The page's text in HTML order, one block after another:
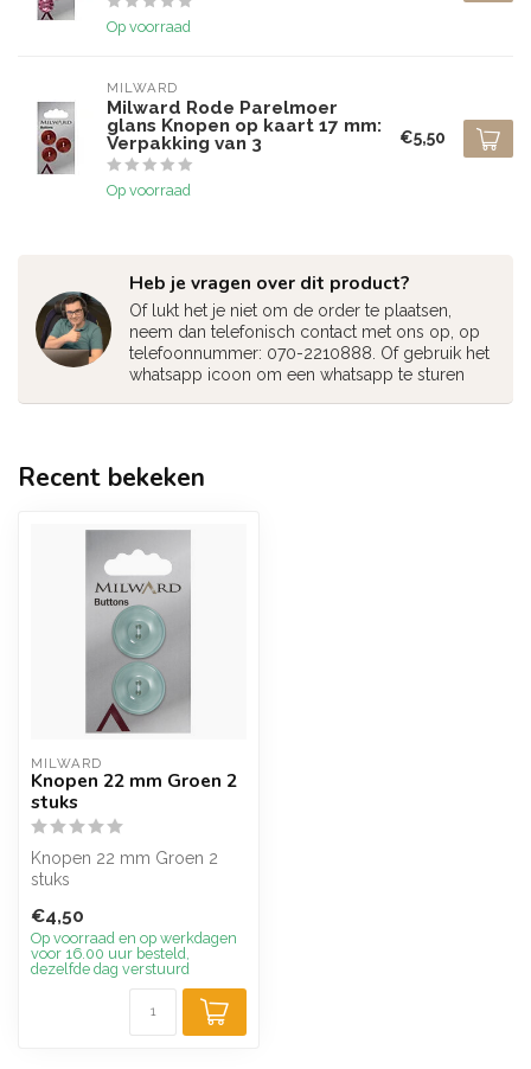
Op voorraad
MILWARD
Milward Rode Parelmoer
glans Knopen op kaart 17 mm:
Verpakking van 3
Op voorraad
€5,50
Heb je vragen over dit product?
Of lukt het je niet om de order te plaatsen,
neem dan telefonisch contact met ons op, op
telefoonnummer: 070-2210888. Of gebruik het
whatsapp icoon om een whatsapp te sturen
Recent bekeken
MILWARD
Knopen 22 mm Groen 2
stuks
Knopen 22 mm Groen 2
stuks
€4,50
Op voorraad en op werkdagen
voor 16.00 uur besteld,
dezelfde dag verstuurd